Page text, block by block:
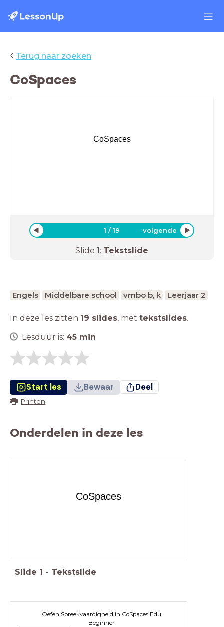
‹ Terug naar zoeken
CoSpaces
CoSpaces
1 /19 volgende
Slide 1: Tekstslide
Engels Middelbare school vmbo b, k Leerjaar 2
In deze les zitten 19 slides, met tekstslides.
Lesduur is: 45 min
Start les Bewaar Deel
Printen
Onderdelen in deze les
CoSpaces
Slide 1 - Tekstslide
Oefen Spreekvaardigheid in CoSpaces Edu
Beginner